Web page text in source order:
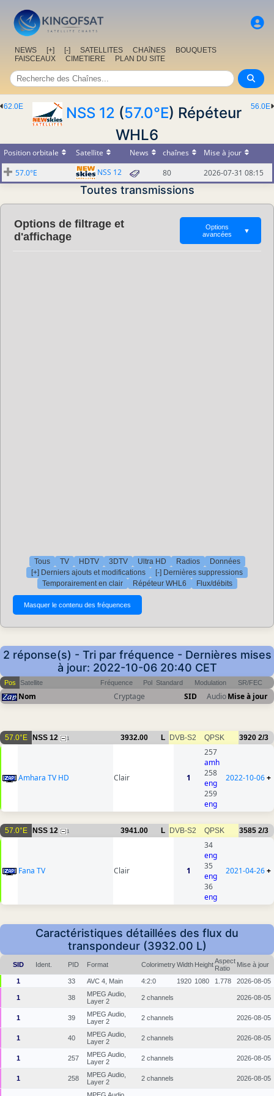
NEWS [+] [-] SATELLITES CHAîNES
BOUQUETS
FAISCEAUX
CIMETIERE PLAN DU SITE
56.0E
62.0E NSS 12 (57.0°E) Répéteur
WHL6
Position orbitale Satellite News chaînes
Mise à jour
57.0°E
NSS 12 80 2026-07-31 08:15
Toutes transmissions
Options de filtrage et
d'affichage
Options
avancées
▼
Tous TV HDTV 3DTV Ultra HD Radios
Données
[+] Derniers ajouts et modifications
[-] Dernières suppressions
Temporairement en clair
Répéteur WHL6 Flux/débits
2 réponse(s) - Tri par fréquence - Dernières mises
à jour: 2022-10-06 20:40 CET
Pos Satellite Fréquence Pol Standard Modulation SR/FEC
Nom Cryptage SID AudioMise à jour
57.0°E NSS 12 1 3932.00 L DVB-S2 QPSK 3920 2/3
Amhara TV HD Clair 1
257
amh
258
eng
259
eng
2022-10-06+
57.0°E NSS 12 1 3941.00 L DVB-S2 QPSK 3585 2/3
Fana TV Clair 1
34
eng
35
eng
36
eng
2021-04-26+
Caractéristiques détaillées des flux du
transpondeur (3932.00 L)
SID Ident. PID Format ColorimetryWidth HeightAspect
Ratio
Mise à jour
1 33 AVC 4, Main 4:2:0 1920 1080 1.778 2026-08-05
1 38
MPEG Audio,
Layer 2
2 channels 2026-08-05
1 39
MPEG Audio,
Layer 2
2 channels 2026-08-05
1 40
MPEG Audio,
Layer 2
2 channels 2026-08-05
1 257
MPEG Audio,
Layer 2
2 channels 2026-08-05
1 258
MPEG Audio,
Layer 2
2 channels 2026-08-05